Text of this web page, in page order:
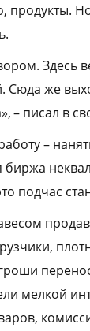
продукты.
Здесь
Сюда же
– писал в
–
биржа
подчас
мелкой